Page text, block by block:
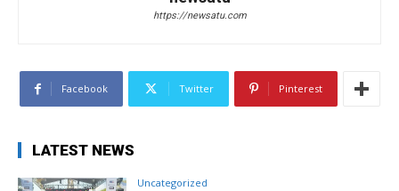
https://newsatu.com
Facebook Twitter Pinterest
LATEST NEWS
Uncategorized